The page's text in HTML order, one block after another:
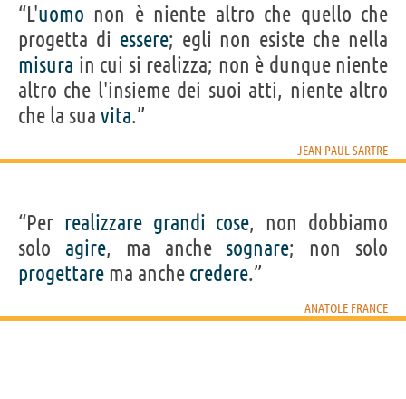
“L'uomo non è niente altro che quello che
progetta di essere; egli non esiste che nella
misura in cui si realizza; non è dunque niente
altro che l'insieme dei suoi atti, niente altro
che la sua vita.”
JEAN-PAUL SARTRE
“Per realizzare grandi cose, non dobbiamo
solo agire, ma anche sognare; non solo
progettare ma anche credere.”
ANATOLE FRANCE